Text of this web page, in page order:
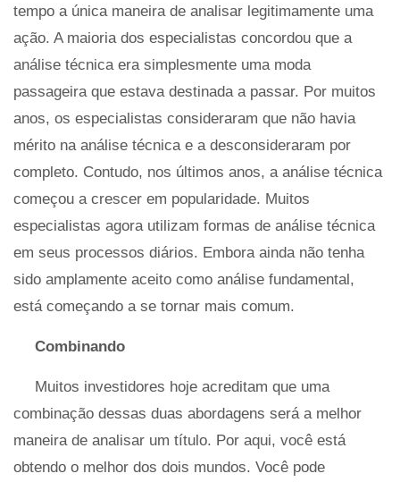
tempo a única maneira de analisar legitimamente uma
ação. A maioria dos especialistas concordou que a
análise técnica era simplesmente uma moda
passageira que estava destinada a passar. Por muitos
anos, os especialistas consideraram que não havia
mérito na análise técnica e a desconsideraram por
completo. Contudo, nos últimos anos, a análise técnica
começou a crescer em popularidade. Muitos
especialistas agora utilizam formas de análise técnica
em seus processos diários. Embora ainda não tenha
sido amplamente aceito como análise fundamental,
está começando a se tornar mais comum.
Combinando
Muitos investidores hoje acreditam que uma
combinação dessas duas abordagens será a melhor
maneira de analisar um título. Por aqui, você está
obtendo o melhor dos dois mundos. Você pode